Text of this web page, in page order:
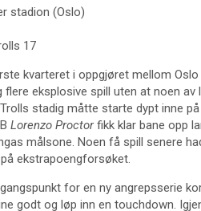
stadion (Oslo)
17
kvarteret i oppgjøret mellom
eksplosive spill uten at noen av
stadig måtte starte dypt inne
Lorenzo Proctorfikk klar bane opp
målsone. Noen få spill senere
ekstrapoengforsøket.
for en ny angrepsserie
godt og løp inn en touchdown.